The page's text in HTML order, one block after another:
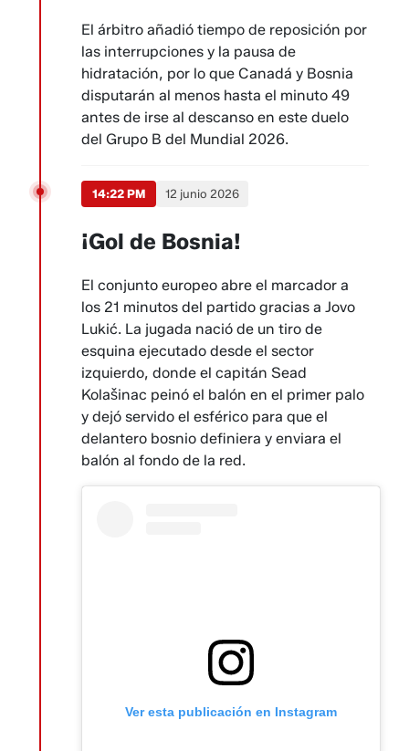
El árbitro añadió tiempo de reposición por
las interrupciones y la pausa de
hidratación, por lo que Canadá y Bosnia
disputarán al menos hasta el minuto 49
antes de irse al descanso en este duelo
del Grupo B del Mundial 2026.
14:22 PM 12 junio 2026
¡Gol de Bosnia!
El conjunto europeo abre el marcador a
los 21 minutos del partido gracias a Jovo
Lukić. La jugada nació de un tiro de
esquina ejecutado desde el sector
izquierdo, donde el capitán Sead
Kolašinac peinó el balón en el primer palo
y dejó servido el esférico para que el
delantero bosnio definiera y enviara el
balón al fondo de la red.
Ver esta publicación en Instagram